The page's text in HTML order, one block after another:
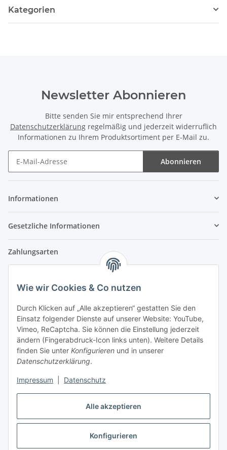
Alle akzeptieren
Konfigurieren
Wie wir Cookies & Co nutzen
Durch Klicken auf „Alle akzeptieren“ gestatten Sie den
Einsatz folgender Dienste auf unserer Website: YouTube,
Vimeo, ReCaptcha. Sie können die Einstellung jederzeit
ändern (Fingerabdruck-Icon links unten). Weitere Details
finden Sie unter Konfigurieren und in unserer
Datenschutzerklärung.
Impressum Datenschutz
Kategorien
Newsletter Abonnieren
Bitte senden Sie mir entsprechend Ihrer
Datenschutzerklärung regelmäßig und jederzeit widerruflich
Informationen zu Ihrem Produktsortiment per E-Mail zu.
Abonnieren
Informationen
Gesetzliche Informationen
Zahlungsarten
Versandpartner
Partner
Vertrag widerrufen